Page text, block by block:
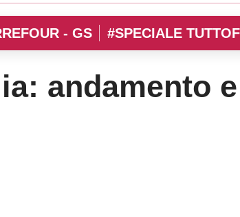
- GS #SPECIALE
andamento e